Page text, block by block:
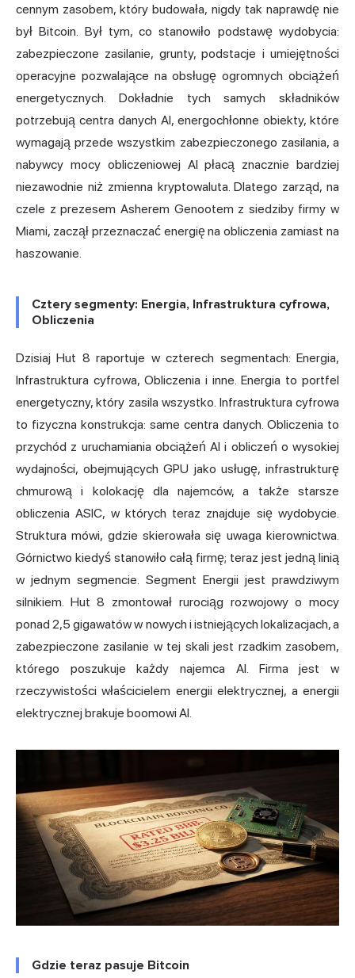
cennym zasobem, który budowała, nigdy tak naprawdę nie
był Bitcoin. Był tym, co stanowiło podstawę wydobycia:
zabezpieczone zasilanie, grunty, podstacje i umiejętności
operacyjne pozwalające na obsługę ogromnych obciążeń
energetycznych. Dokładnie tych samych składników
potrzebują centra danych AI, energochłonne obiekty, które
wymagają przede wszystkim zabezpieczonego zasilania, a
nabywcy mocy obliczeniowej AI płacą znacznie bardziej
niezawodnie niż zmienna kryptowaluta. Dlatego zarząd, na
czele z prezesem Asherem Genootem z siedziby firmy w
Miami, zaczął przeznaczać energię na obliczenia zamiast na
haszowanie.
Cztery segmenty: Energia, Infrastruktura cyfrowa,
Obliczenia
Dzisiaj Hut 8 raportuje w czterech segmentach: Energia,
Infrastruktura cyfrowa, Obliczenia i inne. Energia to portfel
energetyczny, który zasila wszystko. Infrastruktura cyfrowa
to fizyczna konstrukcja: same centra danych. Obliczenia to
przychód z uruchamiania obciążeń AI i obliczeń o wysokiej
wydajności, obejmujących GPU jako usługę, infrastrukturę
chmurową i kolokację dla najemców, a także starsze
obliczenia ASIC, w których teraz znajduje się wydobycie.
Struktura mówi, gdzie skierowała się uwaga kierownictwa.
Górnictwo kiedyś stanowiło całą firmę; teraz jest jedną linią
w jednym segmencie. Segment Energii jest prawdziwym
silnikiem. Hut 8 zmontował rurociąg rozwojowy o mocy
ponad 2,5 gigawatów w nowych i istniejących lokalizacjach, a
zabezpieczone zasilanie w tej skali jest rzadkim zasobem,
którego poszukuje każdy najemca AI. Firma jest w
rzeczywistości właścicielem energii elektrycznej, a energii
elektrycznej brakuje boomowi AI.
Gdzie teraz pasuje Bitcoin